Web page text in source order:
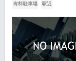
有料駐車場 駅近